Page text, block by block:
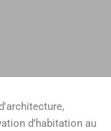
d’habitation au